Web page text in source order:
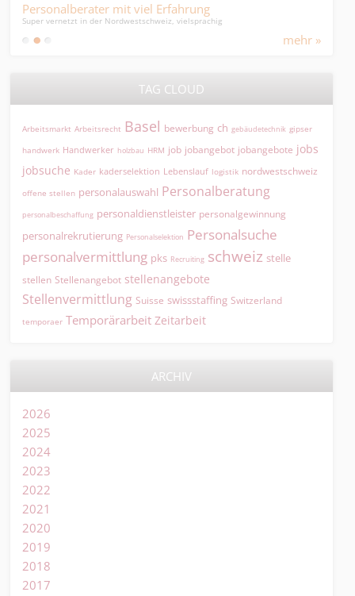
Personalberater mit viel Erfahrung
Super vernetzt in der Nordwestschweiz, vielsprachig
mehr »
TAG CLOUD
Arbeitsmarkt Arbeitsrecht Basel bewerbung ch gebäudetechnik gipser
handwerk Handwerker holzbau HRM job jobangebot jobangebote jobs
jobsuche Kader kaderselektion Lebenslauf logistik nordwestschweiz
offene stellen personalauswahl Personalberatung
personalbeschaffung personaldienstleister personalgewinnung
personalrekrutierung Personalselektion Personalsuche
personalvermittlung pks Recruiting schweiz stelle
stellen Stellenangebot stellenangebote
Stellenvermittlung Suisse swissstaffing Switzerland
temporaer Temporärarbeit Zeitarbeit
ARCHIV
2026
2025
2024
2023
2022
2021
2020
2019
2018
2017